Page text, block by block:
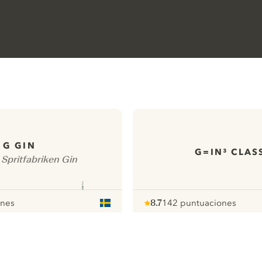
G GIN
Gin
G=IN³
8.7
pour
142 puntuaciones